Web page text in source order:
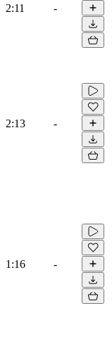
2:11 -
2:13 -
1:16 -